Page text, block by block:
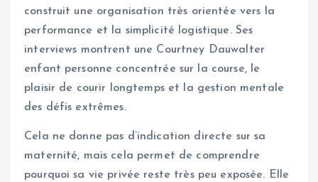
construit une organisation très orientée vers la
performance et la simplicité logistique. Ses
interviews montrent une Courtney Dauwalter
enfant personne concentrée sur la course, le
plaisir de courir longtemps et la gestion mentale
des défis extrêmes.
Cela ne donne pas d’indication directe sur sa
maternité, mais cela permet de comprendre
pourquoi sa vie privée reste très peu exposée. Elle